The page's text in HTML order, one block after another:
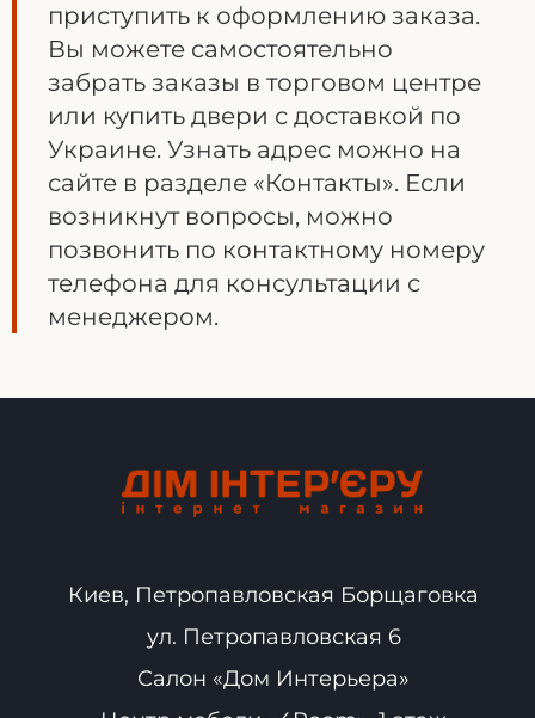
приступить к оформлению заказа.
Вы можете самостоятельно
забрать заказы в торговом центре
или купить двери с доставкой по
Украине. Узнать адрес можно на
сайте в разделе «Контакты». Если
возникнут вопросы, можно
позвонить по контактному номеру
телефона для консультации с
менеджером.
Киев, Петропавловская Борщаговка
ул. Петропавловская 6
Салон «Дом Интерьера»